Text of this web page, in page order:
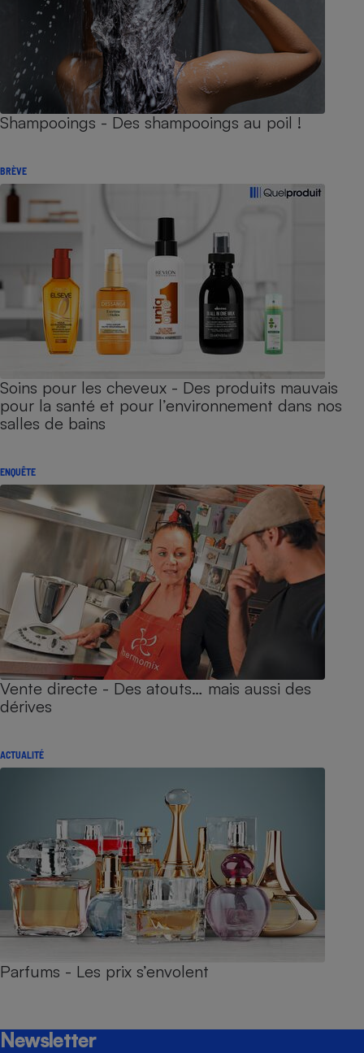
Shampooings - Des shampooings au poil !
BRÈVE
Soins pour les cheveux - Des produits mauvais
pour la santé et pour l’environnement dans nos
salles de bains
ENQUÊTE
Vente directe - Des atouts… mais aussi des
dérives
ACTUALITÉ
Parfums - Les prix s’envolent
Newsletter